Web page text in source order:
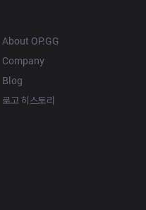
About OP.GG
Company
Blog
로고 히스토리